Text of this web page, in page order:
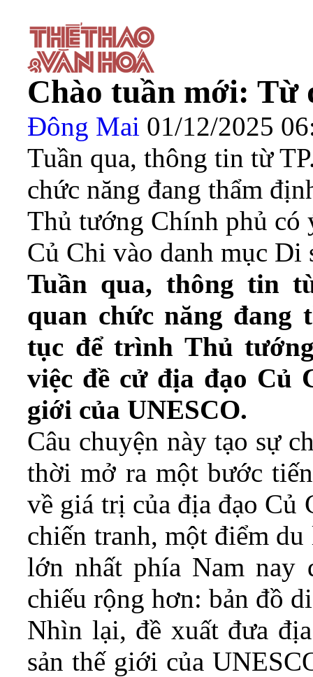
Chào tuần mới: Từ
Đông Mai 01/12/2025
Tuần qua, thông tin từ
chức năng đang thẩm
Thủ tướng Chính phủ có
Củ Chi vào danh mục Di
Tuần qua, thông tin
quan chức năng đang
tục để trình Thủ
việc đề cử địa đạo Củ
giới của UNESCO.
Câu chuyện này tạo sự
thời mở ra một bước
về giá trị của địa đạo
chiến tranh, một điểm
lớn nhất phía Nam nay
chiếu rộng hơn: bản đồ
Nhìn lại, đề xuất đưa
sản thế giới của